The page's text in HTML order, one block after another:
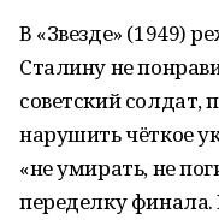
В «Звезде» (1949)
Сталину не
советский солдат,
нарушить чёткое
«не умирать, не
переделку